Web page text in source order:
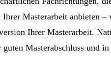
Masterarbeit anbieten –
Ihrer Masterarbeit.
Masterabschluss und